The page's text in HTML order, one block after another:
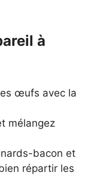
à
œufs avec la
mélangez
bacon et
répartir les